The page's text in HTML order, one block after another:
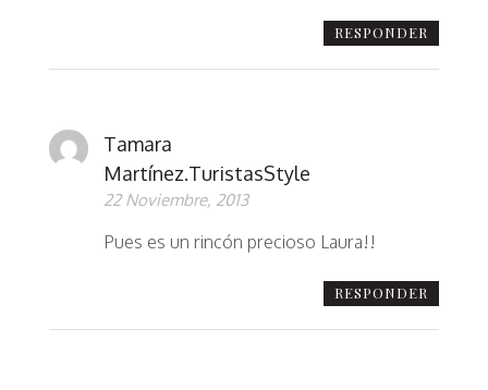
RESPONDER
Tamara
Martínez.TuristasStyle
22 Noviembre, 2013
Pues es un rincón precioso Laura!!
RESPONDER